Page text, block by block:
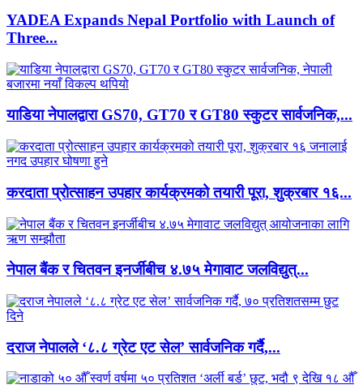
YADEA Expands Nepal Portfolio with Launch of
Three...
याडिया नेपालद्वारा GS70, GT70 र GT80 स्कुटर सार्वजनिक,...
करदाता प्रोत्साहन उपहार कार्यक्रमको तयारी पूरा, शुक्रबार १६...
नेपाल बैंक र चितवन इनर्जीबीच ४.७५ मेगावाट जलविद्युत्...
दराज नेपालले ‘८.८ ग्रेट एट सेल’ सार्वजनिक गर्दै,...